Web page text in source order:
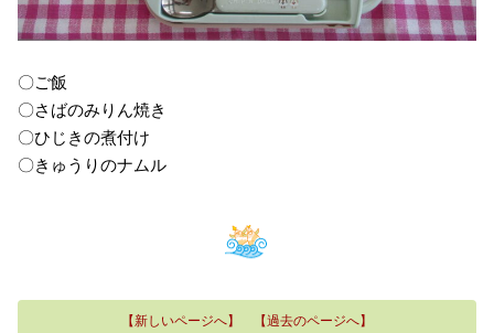
〇ご飯
〇さばのみりん焼き
〇ひじきの煮付け
〇きゅうりのナムル
【新しいページへ】 【過去のページへ】